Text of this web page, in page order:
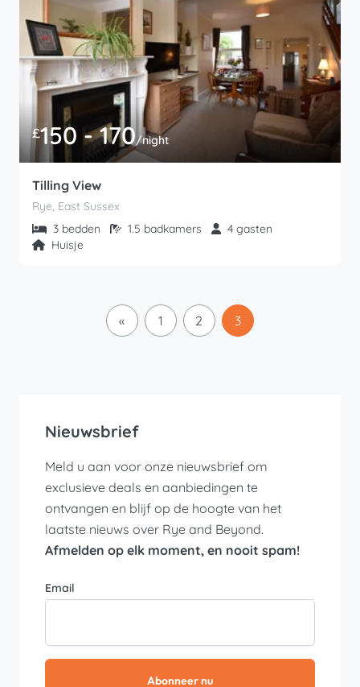
£150 - 170/night
Tilling View
Rye, East Sussex
3 bedden
1.5 badkamers
4 gasten
Huisje
« 1 2 3
Nieuwsbrief
Meld u aan voor onze nieuwsbrief om
exclusieve deals en aanbiedingen te
ontvangen en blijf op de hoogte van het
laatste nieuws over Rye and Beyond.
Afmelden op elk moment, en nooit spam!
Email
Abonneer nu